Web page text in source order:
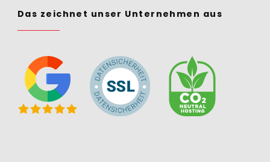
Das zeichnet unser Unternehmen aus